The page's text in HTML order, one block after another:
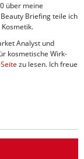
über meine
Briefing teile ich
Analyst und
kosmetische Wirk-
zu lesen. Ich freue